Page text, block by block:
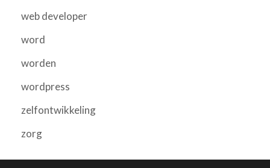
web developer
word
worden
wordpress
zelfontwikkeling
zorg